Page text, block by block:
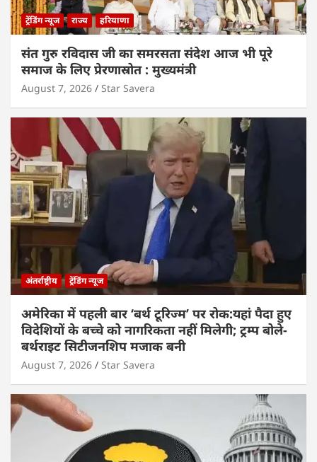
ट्रेंडिंग न्यूज राज्य हरियाणा
संत गुरु रविदास जी का समरसता संदेश आज भी पूरे
समाज के लिए प्रेरणास्रोत : मुख्यमंत्री
August 7, 2026 Star Savera
अंतर्राष्ट्रीय ट्रेंडिंग न्यूज
अमेरिका में पहली बार ‘बर्थ टूरिज्म’ पर रोक:यहां पैदा हुए
विदेशियों के बच्चे को नागरिकता नहीं मिलेगी; ट्रम्प बोले-
बर्थराइट सिटीजनशिप मजाक बनी
August 7, 2026 Star Savera